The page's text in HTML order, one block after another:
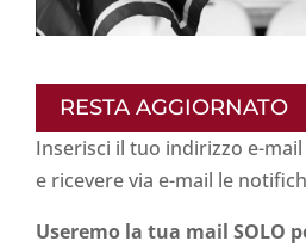
RESTA AGGIORNATO
Inserisci il tuo indirizzo e-
e ricevere via e-mail le
Useremo la tua mail SOLO